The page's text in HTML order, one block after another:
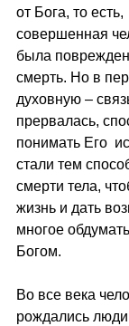
от Бога, то
совершенная
была
смерть. Но в
духовную –
прервалась,
понимать Его
стали тем
смерти тела,
жизнь и дать
многое
Богом.
Во все века
рождались